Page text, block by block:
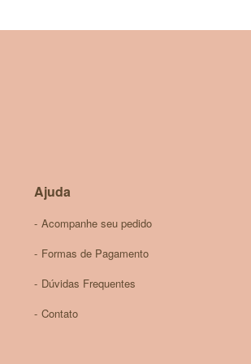
A empresa nasceu da vontade de unir
para a preservação ambiental deste
Ajuda
Acompanhe seu pedido
Formas de Pagamento
Dúvidas Frequentes
Contato